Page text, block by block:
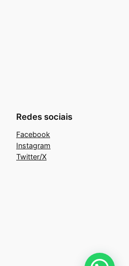
Redes sociais
Facebook
Instagram
Twitter/X